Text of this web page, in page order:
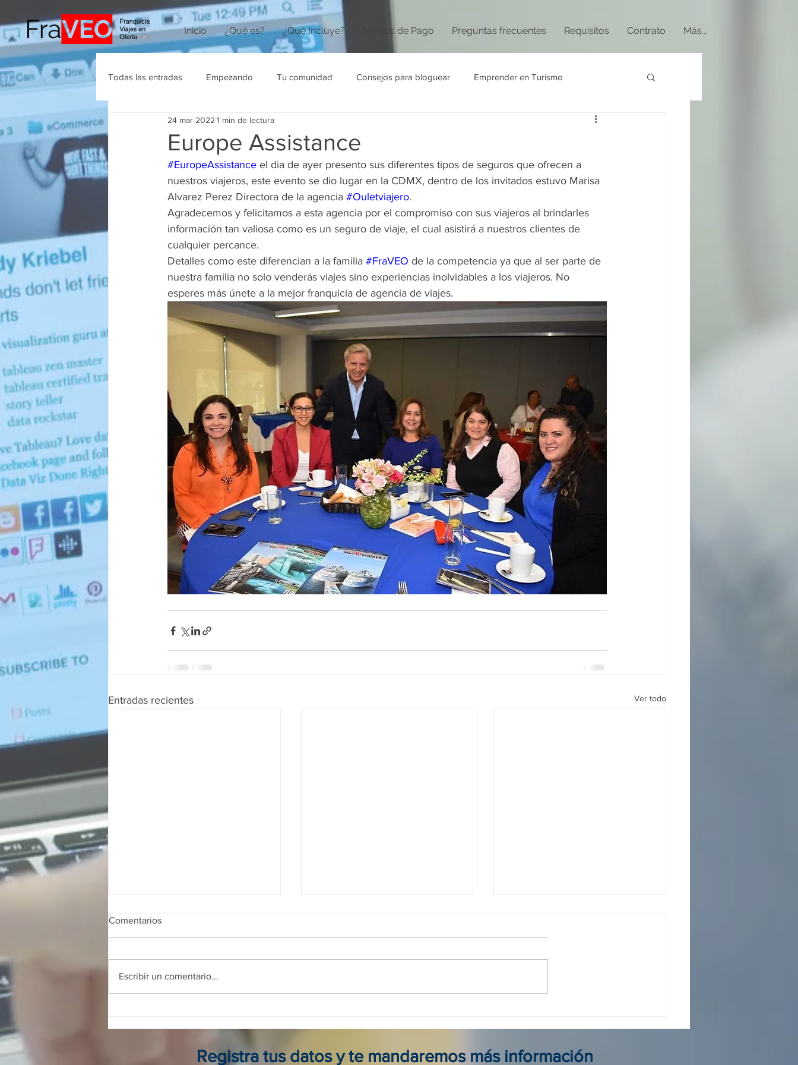
Inicio ¿Qué es? ¿Qué Incluye? Medios de Pago Preguntas frecuentes Requisitos Contrato Más...
Todas las entradas Empezando Tu comunidad Consejos para bloguear Emprender en Turismo
Agencias de Viajes
Europe Assistance
24 mar 2022 1 min de lectura
#EuropeAssistance el dia de ayer presento sus diferentes tipos de seguros que ofrecen a
nuestros viajeros, este evento se dio lugar en la CDMX, dentro de los invitados estuvo Marisa
Alvarez Perez Directora de la agencia #Ouletviajero.
Agradecemos y felicitamos a esta agencia por el compromiso con sus viajeros al brindarles
información tan valiosa como es un seguro de viaje, el cual asistirá a nuestros clientes de
cualquier percance.
Detalles como este diferencian a la familia #FraVEO de la competencia ya que al ser parte de
nuestra familia no solo venderás viajes sino experiencias inolvidables a los viajeros. No
esperes más únete a la mejor franquicia de agencia de viajes.
Entradas recientes Ver todo
Comentarios
Escribir un comentario...
Registra tus datos y te mandaremos más información